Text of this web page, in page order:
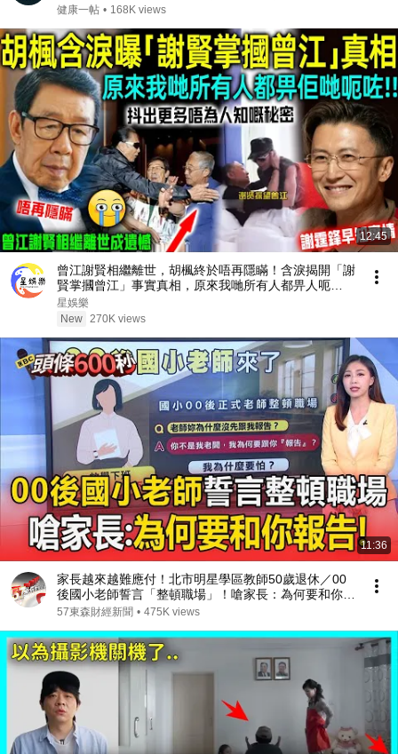
腦中風症狀
健康一帖 • 168K views
12:45
曾江謝賢相繼離世，胡楓終於唔再隱瞞！含淚揭開「謝
賢掌摑曾江」事實真相，原來我哋所有人都畀人呃
咗⋯⋯謝霆鋒早知實情！【星娛樂】#胡楓 #謝賢 #曾
江 #綜藝 #事實 #真相 #兄弟 #謝霆鋒
星娛樂
New 270K views
11:36
家長越來越難應付！北市明星學區教師50歲退休／00
後國小老師誓言「整頓職場」！嗆家長：為何要和你報
告
57東森財經新聞 • 475K views